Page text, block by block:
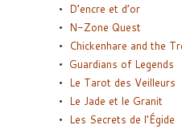
D’encre et d’or
N-Zone Quest
Chickenhare and the
Guardians of Legends
Le Tarot des Veilleurs
Le Jade et le Granit
Les Secrets de l’Égide